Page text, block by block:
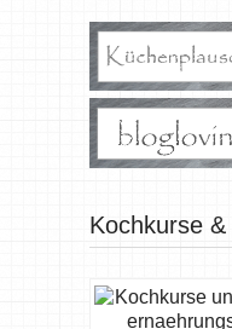
Kochkurse